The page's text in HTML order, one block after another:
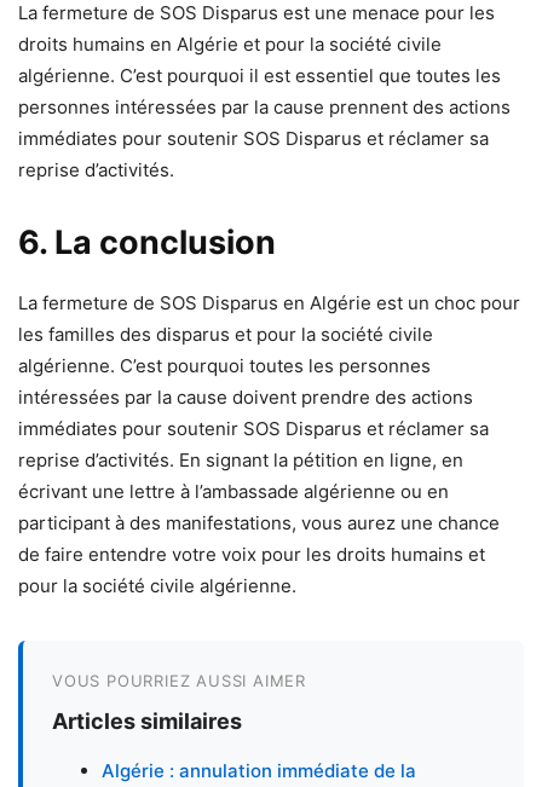
La fermeture de SOS Disparus est une menace pour les
droits humains en Algérie et pour la société civile
algérienne. C’est pourquoi il est essentiel que toutes les
personnes intéressées par la cause prennent des actions
immédiates pour soutenir SOS Disparus et réclamer sa
reprise d’activités.
6. La conclusion
La fermeture de SOS Disparus en Algérie est un choc pour
les familles des disparus et pour la société civile
algérienne. C’est pourquoi toutes les personnes
intéressées par la cause doivent prendre des actions
immédiates pour soutenir SOS Disparus et réclamer sa
reprise d’activités. En signant la pétition en ligne, en
écrivant une lettre à l’ambassade algérienne ou en
participant à des manifestations, vous aurez une chance
de faire entendre votre voix pour les droits humains et
pour la société civile algérienne.
VOUS POURRIEZ AUSSI AIMER
Articles similaires
Algérie : annulation immédiate de la